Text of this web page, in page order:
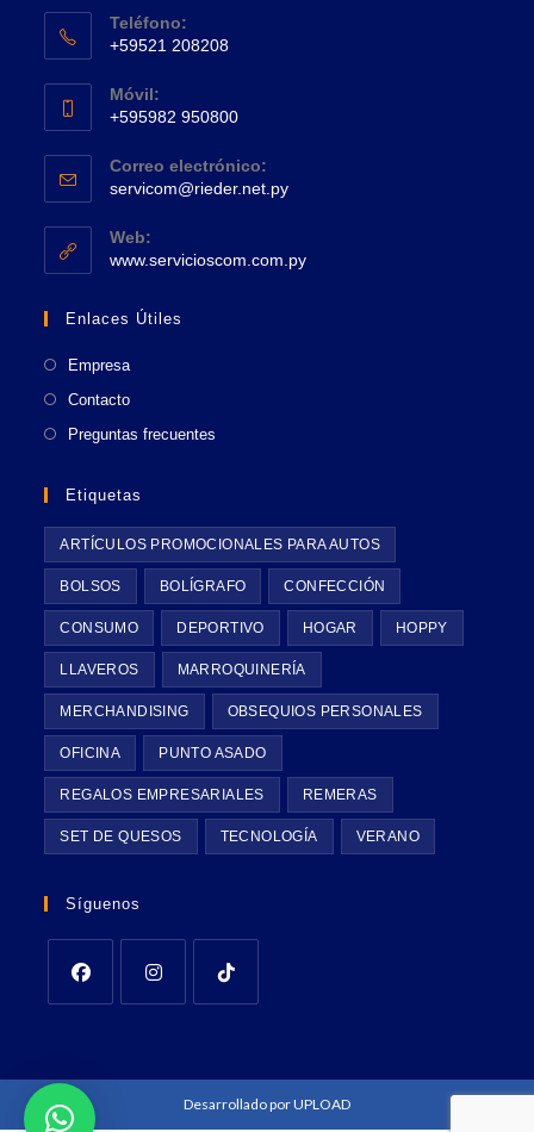
abre
una
nueva
Teléfono:
+59521 208208
abre
en
tu
aplicación
Móvil:
+595982 950800
abre
en
tu
aplicación
Correo electrónico:
servicom@rieder.net.pySe
aplicación
Web:
www.servicioscom.com.pySe
Enlaces Útiles
Empresa
Contacto
Preguntas frecuentes
Etiquetas
ARTÍCULOS PROMOCIONALES PARA AUTOS
BOLSOS BOLÍGRAFO CONFECCIÓN
CONSUMO DEPORTIVO HOGAR HOPPY
LLAVEROS MARROQUINERÍA
MERCHANDISING OBSEQUIOS PERSONALES
OFICINA PUNTO ASADO
REGALOS EMPRESARIALES REMERAS
SET DE QUESOS TECNOLOGÍA VERANO
Síguenos
Desarrollado porUPLOAD